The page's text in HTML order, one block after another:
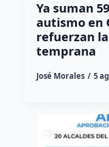
Ya suman
autismo en
refuerzan
temprana
José Morales 5